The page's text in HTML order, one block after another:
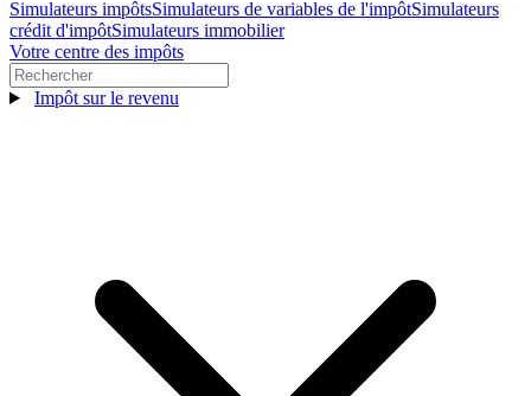
Simulateurs impôtsSimulateurs de variables de l'impôtSimulateurs
crédit d'impôtSimulateurs immobilier
Votre centre des impôts
Impôt sur le revenu